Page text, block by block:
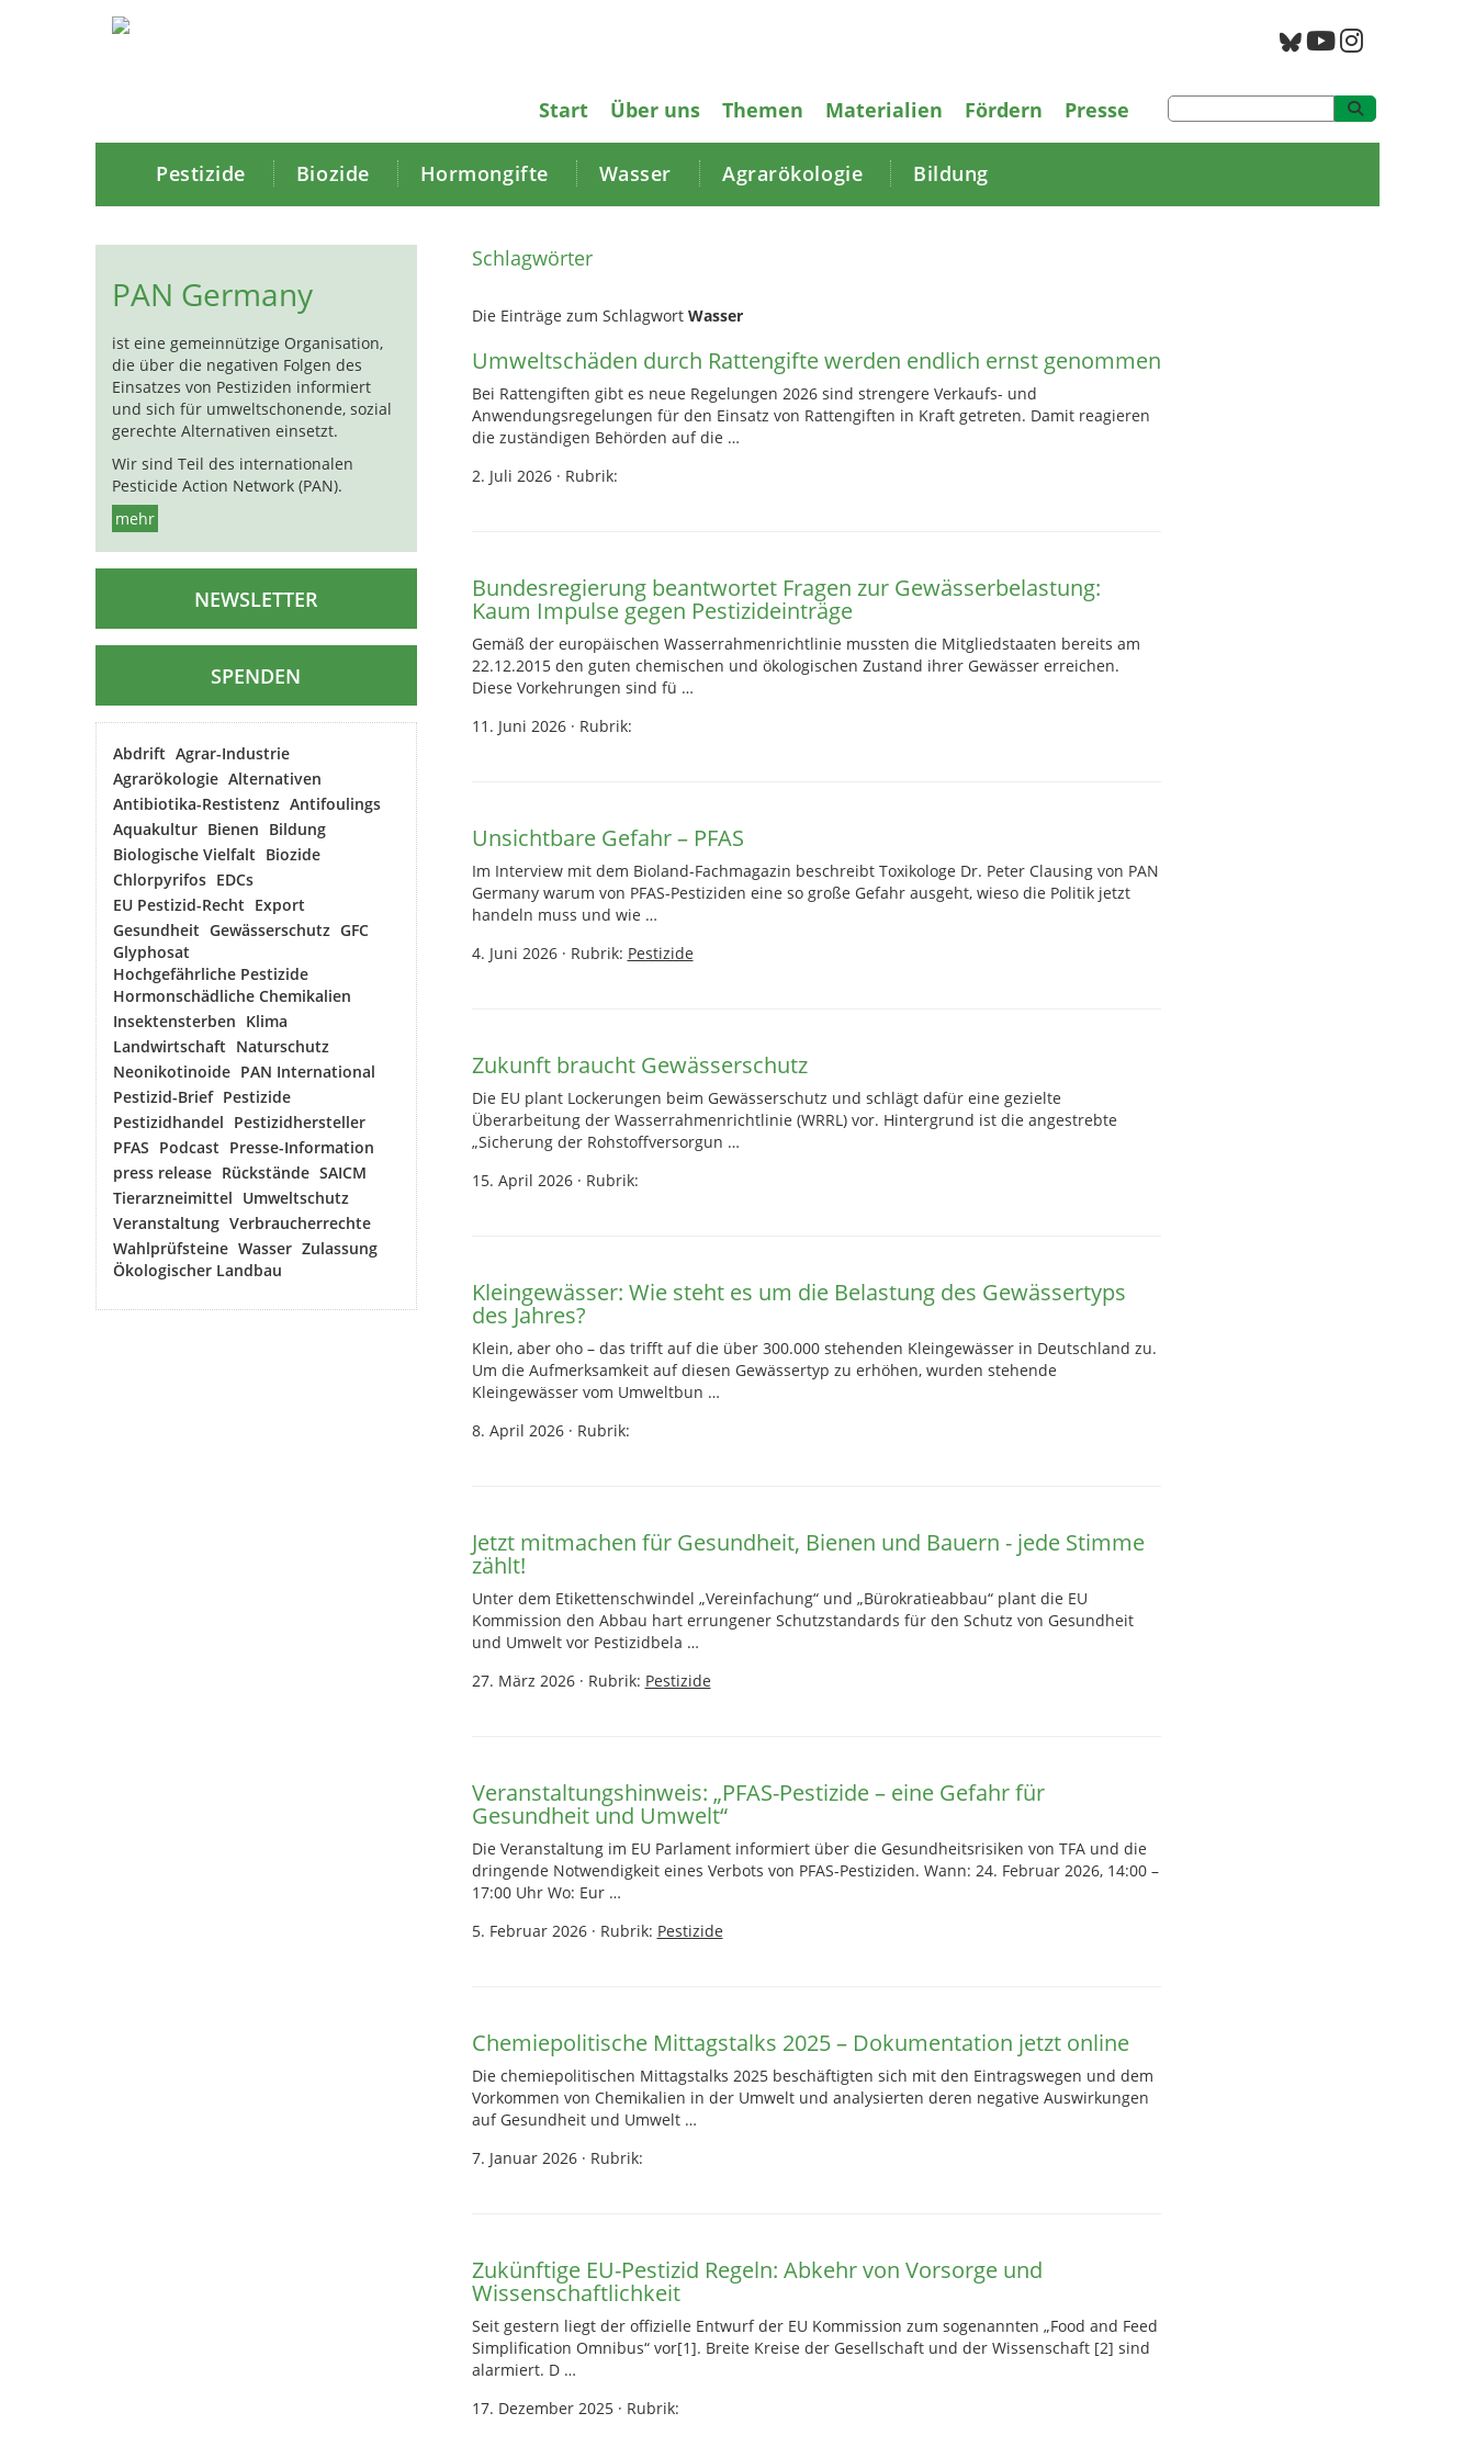
Start Über uns Themen Materialien Fördern Presse
Pestizide Biozide Hormongifte Wasser Agrarökologie Bildung
PAN Germany
ist eine gemeinnützige Organisation,
die über die negativen Folgen des
Einsatzes von Pestiziden informiert
und sich für umweltschonende, sozial
gerechte Alternativen einsetzt.
Wir sind Teil des internationalen
Pesticide Action Network (PAN).
mehr
NEWSLETTER
SPENDEN
Abdrift Agrar-Industrie
Agrarökologie Alternativen
Antibiotika-Restistenz Antifoulings
Aquakultur Bienen Bildung
Biologische Vielfalt Biozide
Chlorpyrifos EDCs
EU Pestizid-Recht Export
Gesundheit Gewässerschutz GFC
Glyphosat
Hochgefährliche Pestizide
Hormonschädliche Chemikalien
Insektensterben Klima
Landwirtschaft Naturschutz
Neonikotinoide PAN International
Pestizid-Brief Pestizide
Pestizidhandel Pestizidhersteller
PFAS Podcast Presse-Information
press release Rückstände SAICM
Tierarzneimittel Umweltschutz
Veranstaltung Verbraucherrechte
Wahlprüfsteine Wasser Zulassung
Ökologischer Landbau
Schlagwörter
Die Einträge zum Schlagwort Wasser
Umweltschäden durch Rattengifte werden endlich ernst genommen
Bei Rattengiften gibt es neue Regelungen 2026 sind strengere Verkaufs- und
Anwendungsregelungen für den Einsatz von Rattengiften in Kraft getreten. Damit reagieren
die zuständigen Behörden auf die …
2. Juli 2026· Rubrik:
Bundesregierung beantwortet Fragen zur Gewässerbelastung:
Kaum Impulse gegen Pestizideinträge
Gemäß der europäischen Wasserrahmenrichtlinie mussten die Mitgliedstaaten bereits am
22.12.2015 den guten chemischen und ökologischen Zustand ihrer Gewässer erreichen.
Diese Vorkehrungen sind fü …
11. Juni 2026· Rubrik:
Unsichtbare Gefahr – PFAS
Im Interview mit dem Bioland-Fachmagazin beschreibt Toxikologe Dr. Peter Clausing von PAN
Germany warum von PFAS-Pestiziden eine so große Gefahr ausgeht, wieso die Politik jetzt
handeln muss und wie …
4. Juni 2026· Rubrik: Pestizide
Zukunft braucht Gewässerschutz
Die EU plant Lockerungen beim Gewässerschutz und schlägt dafür eine gezielte
Überarbeitung der Wasserrahmenrichtlinie (WRRL) vor. Hintergrund ist die angestrebte
„Sicherung der Rohstoffversorgun …
15. April 2026· Rubrik:
Kleingewässer: Wie steht es um die Belastung des Gewässertyps
des Jahres?
Klein, aber oho – das trifft auf die über 300.000 stehenden Kleingewässer in Deutschland zu.
Um die Aufmerksamkeit auf diesen Gewässertyp zu erhöhen, wurden stehende
Kleingewässer vom Umweltbun …
8. April 2026· Rubrik:
Jetzt mitmachen für Gesundheit, Bienen und Bauern - jede Stimme
zählt!
Unter dem Etikettenschwindel „Vereinfachung“ und „Bürokratieabbau“ plant die EU
Kommission den Abbau hart errungener Schutzstandards für den Schutz von Gesundheit
und Umwelt vor Pestizidbela …
27. März 2026· Rubrik: Pestizide
Veranstaltungshinweis: „PFAS-Pestizide – eine Gefahr für
Gesundheit und Umwelt“
Die Veranstaltung im EU Parlament informiert über die Gesundheitsrisiken von TFA und die
dringende Notwendigkeit eines Verbots von PFAS-Pestiziden. Wann: 24. Februar 2026, 14:00 –
17:00 Uhr Wo: Eur …
5. Februar 2026· Rubrik: Pestizide
Chemiepolitische Mittagstalks 2025 – Dokumentation jetzt online
Die chemiepolitischen Mittagstalks 2025 beschäftigten sich mit den Eintragswegen und dem
Vorkommen von Chemikalien in der Umwelt und analysierten deren negative Auswirkungen
auf Gesundheit und Umwelt …
7. Januar 2026· Rubrik:
Zukünftige EU-Pestizid Regeln: Abkehr von Vorsorge und
Wissenschaftlichkeit
Seit gestern liegt der offizielle Entwurf der EU Kommission zum sogenannten „Food and Feed
Simplification Omnibus“ vor[1]. Breite Kreise der Gesellschaft und der Wissenschaft [2] sind
alarmiert. D …
17. Dezember 2025· Rubrik: